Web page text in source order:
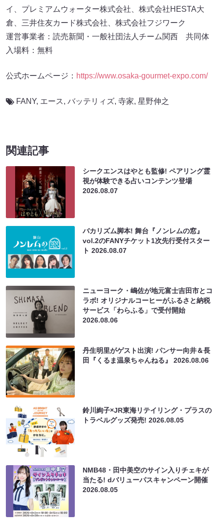
イ、プレミアムウォーター株式会社、株式会社HESTA大
倉、三井住友カード株式会社、株式会社フジワーク
運営事業者：読売新聞・一般社団法人チーム関西 共同体
入場料：無料
公式ホームページ： https://www.osaka-gourmet-expo.com/
FANY, エース, バッテリィズ, 寺家, 星野伸之
関連記事
シークエンスはやとも監修! ペアリング霊
視が体験できる占いコンテンツ登場
2026.08.07
バカリズム脚本! 舞台『ノンレムの窓』
vol.2のFANYチケット1次先行受付スター
ト2026.08.07
ニューヨーク・嶋佐が地元富士吉田市とコ
ラボ! オリジナルコーヒーがふるさと納税
サービス「わらふる」で受付開始
2026.08.06
丹生明里がゲスト出演! パンサー向井＆長
田『くるま温泉ちゃんねる』2026.08.06
鈴川絢子×JR東海リテイリング・プラスの
トラベルグッズ発売!2026.08.05
NMB48・田中美空のサイン入りチェキが
当たる! dバリューパスキャンペーン開催
2026.08.05